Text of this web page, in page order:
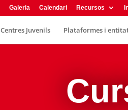
Galeria Calendari Recursos
Centres Juvenils Plataformes i